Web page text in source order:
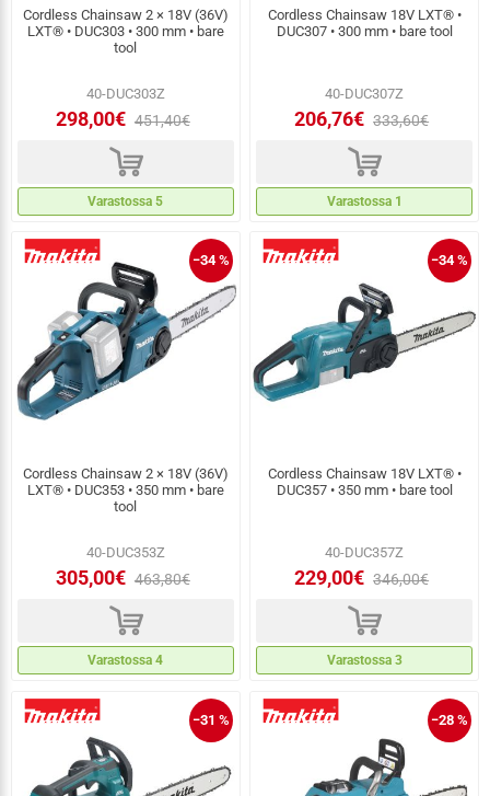
Cordless Chainsaw 2 × 18V (36V)
LXT® • DUC303 • 300 mm • bare
tool
40-DUC303Z
298,00€ 451,40€
d
Varastossa 5
Cordless Chainsaw 18V LXT® •
DUC307 • 300 mm • bare tool
40-DUC307Z
206,76€ 333,60€
d
Varastossa 1
−34 %
Cordless Chainsaw 2 × 18V (36V)
LXT® • DUC353 • 350 mm • bare
tool
40-DUC353Z
305,00€ 463,80€
d
Varastossa 4
−34 %
Cordless Chainsaw 18V LXT® •
DUC357 • 350 mm • bare tool
40-DUC357Z
229,00€ 346,00€
d
Varastossa 3
−31 % −28 %